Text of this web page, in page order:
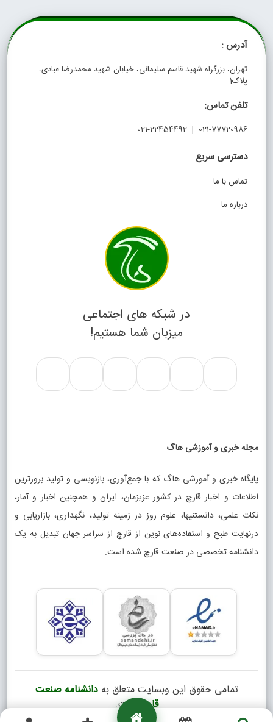
آدرس :
تهران، بزرگراه شهید قاسم سلیمانی، خیابان شهید محمدرضا عبادی،
پلاک1
تلفن تماس:
021-77720986 | 021-22454492
دسترسی سریع
تماس با ما
درباره ما
در شبکه های اجتماعی
میزبان شما هستیم!
مجله خبری و آموزشی هاگ
پایگاه خبری و آموزشی هاگ که با جمع‌آوری، بازنویسی و تولید بروزترین
اطلاعات و اخبار قارچ در کشور عزیزمان، ایران و همچنین اخبار و آمار،
نکات علمی، دانستنیها، علوم روز در زمینه تولید، نگهداری، بازاریابی و
درنهایت طبخ و استفاده‌های نوین از قارچ از سراسر جهان تبدیل به یک
دانشنامه تخصصی در صنعت قارچ شده است.
تمامی حقوق این وبسایت متعلق بهدانشنامه صنعت
قارچ
است.